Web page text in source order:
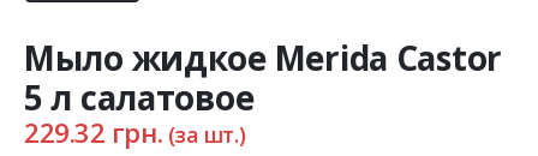
Мыло жидкое Merida Castor
5 л салатовое
229.32 грн. (за шт.)